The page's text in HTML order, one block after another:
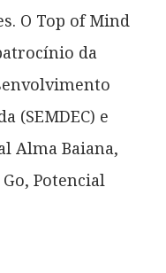
O Top of Mind
da
(SEMDEC) e
Alma Baiana,
Go, Potencial